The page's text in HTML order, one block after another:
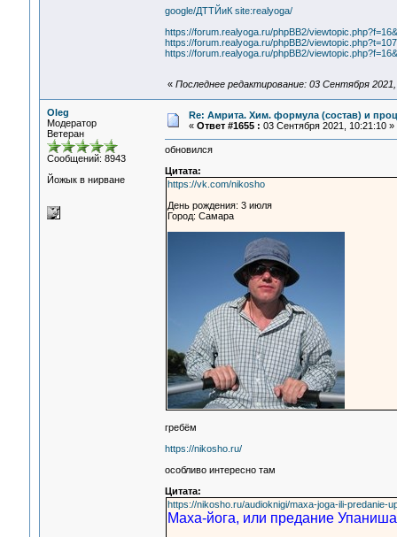
google/ДТТЙиК site:realyoga/
https://forum.realyoga.ru/phpBB2/
https://forum.realyoga.ru/phpBB2/
https://forum.realyoga.ru/phpBB2/
« Последнее редактирование: 03 Сентября
Oleg
Модератор
Ветеран
Сообщений: 8943
Йожык в нирване
Re: Амрита. Хим. формула (состав) и
« Ответ #1655 : 03 Сентября 2021, 10:21:10 »
обновился
Цитата:
https://vk.com/nikosho
День рождения: 3 июля
Город: Самара
гребём
https://nikosho.ru/
особливо интересно там
Цитата:
https://nikosho.ru/audioknigi/maxa-joga-ili-predanie-
Маха-йога, или предание